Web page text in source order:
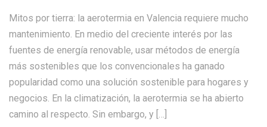
Mitos por tierra: la aerotermia en Valencia requiere mucho
mantenimiento. En medio del creciente interés por las
fuentes de energía renovable, usar métodos de energía
más sostenibles que los convencionales ha ganado
popularidad como una solución sostenible para hogares y
negocios. En la climatización, la aerotermia se ha abierto
camino al respecto. Sin embargo, y […]